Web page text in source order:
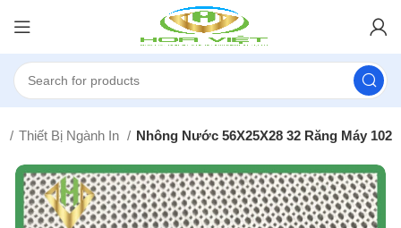
Thiết Bị Ngành In Nhông Nước 56X25X28 32 Răng Máy 102